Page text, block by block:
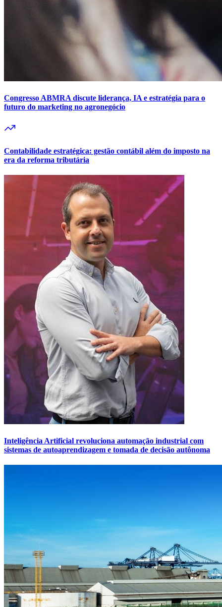
Congresso ABMRA discute liderança, IA e estratégia para o
futuro do marketing no agronegócio
Contabilidade estratégica: gestão contábil além do imposto na
era da reforma tributária
Inteligência Artificial revoluciona automação industrial com
sistemas de autoaprendizagem e tomada de decisão autônoma